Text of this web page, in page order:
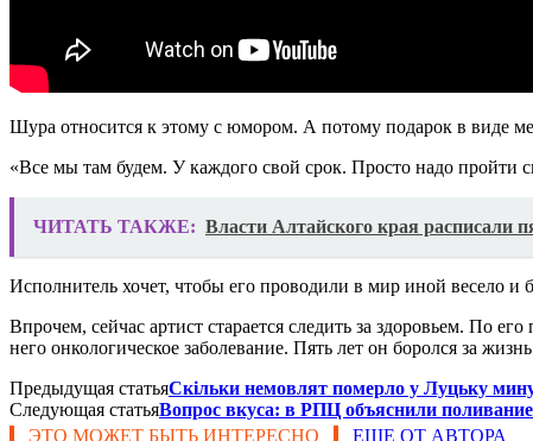
Шура относится к этому с юмором. А потому подарок в виде
«Все мы там будем. У каждого свой срок. Просто надо пройти
ЧИТАТЬ ТАКЖЕ: Власти Алтайского края расписали
Исполнитель хочет, чтобы его проводили в мир иной весело и
Впрочем, сейчас артист старается следить за здоровьем. По
него онкологическое заболевание. Пять лет он боролся за
Предыдущая статьяСкільки немовлят померло у Луцьку
Следующая статьяВопрос вкуса: в РПЦ объяснили
ЭТО МОЖЕТ БЫТЬ ИНТЕРЕСНО
ЕЩЕ ОТ АВТОРА